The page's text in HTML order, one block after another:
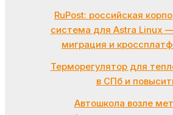
RuPost: российская
система для Astra Linux
миграция и
Терморегулятор для
в СПб и
Автошкола возле